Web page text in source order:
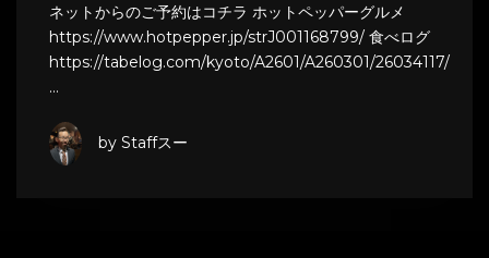
ネットからのご予約はコチラ ホットペッパーグルメ
https://www.hotpepper.jp/strJ001168799/ 食べログ
https://tabelog.com/kyoto/A2601/A260301/26034117/
…
by Staffスー